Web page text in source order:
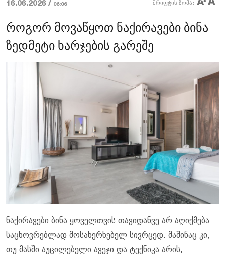
16.06.2026 / 06:06 შრიფტის ზომა:
როგორ მოვაწყოთ ნაქირავები ბინა
ზედმეტი ხარჯების გარეშე
ნაქირავები ბინა ყოველთვის თავიდანვე არ აღიქმება
საცხოვრებლად მოსახერხებელ სივრცედ. მაშინაც კი,
თუ მასში აუცილებელი ავეჯი და ტექნიკა არის,